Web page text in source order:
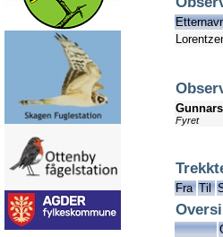
Fyret
Fra Til